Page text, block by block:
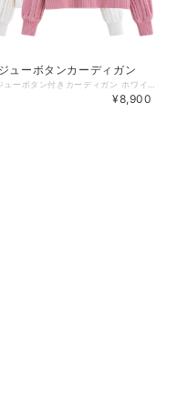
ューボタンカーディガン
¥8,900